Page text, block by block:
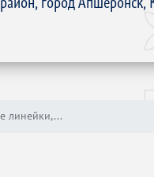
линейки,...